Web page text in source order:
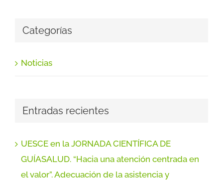
Categorías
Noticias
Entradas recientes
UESCE en la JORNADA CIENTÍFICA DE
GUÍASALUD. “Hacia una atención centrada en
el valor”. Adecuación de la asistencia y